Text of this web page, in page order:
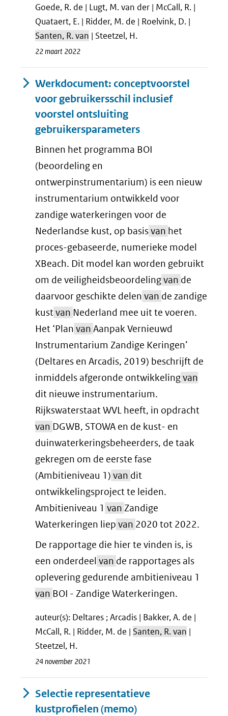
Goede, R. de | Lugt, M. van der | McCall, R. |
Quataert, E. | Ridder, M. de | Roelvink, D. |
Santen, R. van | Steetzel, H.
22 maart 2022
Werkdocument: conceptvoorstel
voor gebruikersschil inclusief
voorstel ontsluiting
gebruikersparameters
Binnen het programma BOI
(beoordeling en
ontwerpinstrumentarium) is een nieuw
instrumentarium ontwikkeld voor
zandige waterkeringen voor de
Nederlandse kust, op basisvan het
proces-gebaseerde, numerieke model
XBeach. Dit model kan worden gebruikt
om de veiligheidsbeoordelingvan de
daarvoor geschikte delen van de zandige
kustvan Nederland mee uit te voeren.
Het ‘Plan van Aanpak Vernieuwd
Instrumentarium Zandige Keringen’
(Deltares en Arcadis, 2019) beschrijft de
inmiddels afgeronde ontwikkelingvan
dit nieuwe instrumentarium.
Rijkswaterstaat WVL heeft, in opdracht
van DGWB, STOWA en de kust- en
duinwaterkeringsbeheerders, de taak
gekregen om de eerste fase
(Ambitieniveau 1) van dit
ontwikkelingsproject te leiden.
Ambitieniveau 1 van Zandige
Waterkeringen liep van 2020 tot 2022.
De rapportage die hier te vinden is, is
een onderdeel van de rapportages als
oplevering gedurende ambitieniveau 1
van BOI - Zandige Waterkeringen.
auteur(s): Deltares ; Arcadis | Bakker, A. de |
McCall, R. | Ridder, M. de | Santen, R. van |
Steetzel, H.
24 november 2021
Selectie representatieve
kustprofielen (memo)